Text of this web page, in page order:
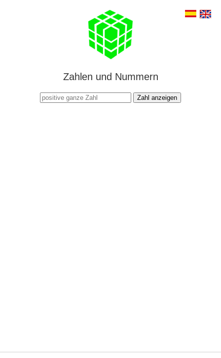
Zahlen und Nummern
Zahl anzeigen